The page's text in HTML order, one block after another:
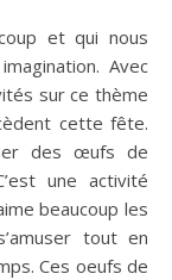
Avec
sur ce thème
cette fête.
des œufs de
une activité
beaucoup les
tout en
Ces oeufs de